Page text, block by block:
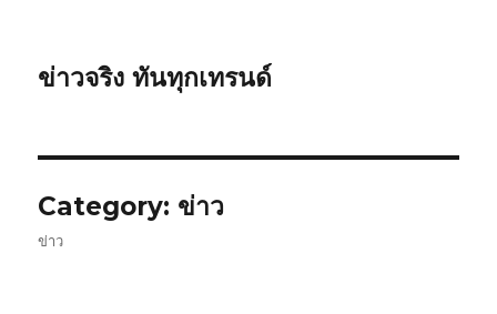
ข่าวจริง ทันทุกเทรนด์
Category: ข่าว
ข่าว